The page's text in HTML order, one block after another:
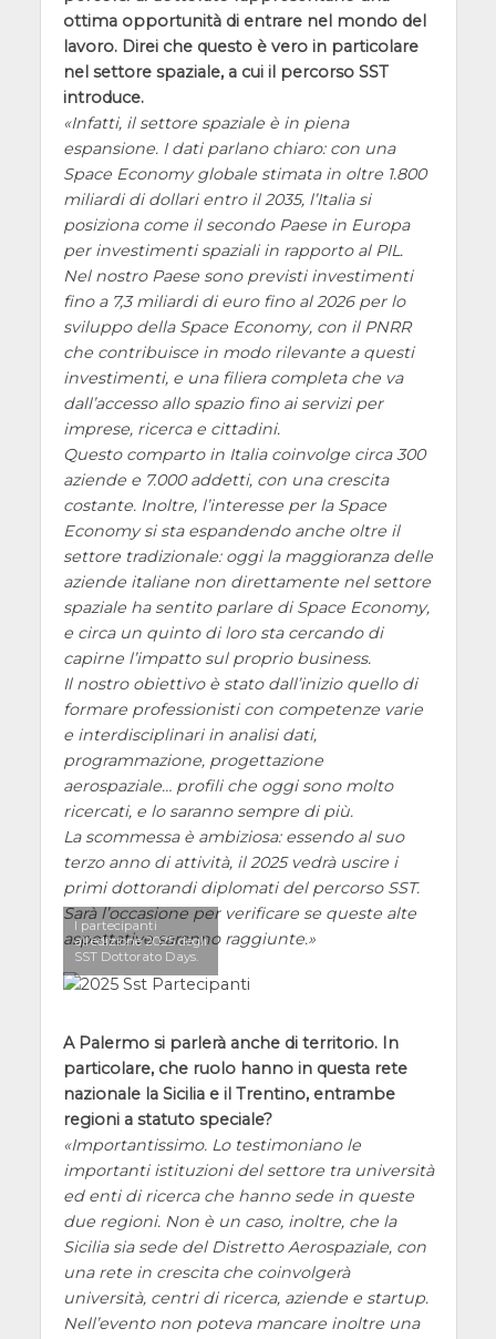
ottima opportunità di entrare nel mondo del
lavoro. Direi che questo è vero in particolare
nel settore spaziale, a cui il percorso SST
introduce.
Infatti, il settore spaziale è in piena
espansione. I dati parlano chiaro: con una
Space Economy globale stimata in oltre 1.800
miliardi di dollari entro il 2035, l’Italia si
posiziona come il secondo Paese in Europa
per investimenti spaziali in rapporto al PIL.
Nel nostro Paese sono previsti investimenti
fino a 7,3 miliardi di euro fino al 2026 per lo
sviluppo della Space Economy, con il PNRR
che contribuisce in modo rilevante a questi
investimenti, e una filiera completa che va
dall’accesso allo spazio fino ai servizi per
imprese, ricerca e cittadini.
Questo comparto in Italia coinvolge circa 300
aziende e 7.000 addetti, con una crescita
costante. Inoltre, l’interesse per la Space
Economy si sta espandendo anche oltre il
settore tradizionale: oggi la maggioranza delle
aziende italiane non direttamente nel settore
spaziale ha sentito parlare di Space Economy,
e circa un quinto di loro sta cercando di
capirne l’impatto sul proprio business.
Il nostro obiettivo è stato dall’inizio quello di
formare professionisti con competenze varie
e interdisciplinari in analisi dati,
programmazione, progettazione
aerospaziale… profili che oggi sono molto
ricercati, e lo saranno sempre di più.
La scommessa è ambiziosa: essendo al suo
terzo anno di attività, il 2025 vedrà uscire i
primi dottorandi diplomati del percorso SST.
Sarà l’occasione per verificare se queste alte
aspettative saranno raggiunte.
I partecipanti
all’edizione 2025 degli
SST Dottorato Days.
A Palermo si parlerà anche di territorio. In
particolare, che ruolo hanno in questa rete
nazionale la Sicilia e il Trentino, entrambe
regioni a statuto speciale?
Importantissimo. Lo testimoniano le
importanti istituzioni del settore tra università
ed enti di ricerca che hanno sede in queste
due regioni. Non è un caso, inoltre, che la
Sicilia sia sede del Distretto Aerospaziale, con
una rete in crescita che coinvolgerà
università, centri di ricerca, aziende e startup.
Nell’evento non poteva mancare inoltre una